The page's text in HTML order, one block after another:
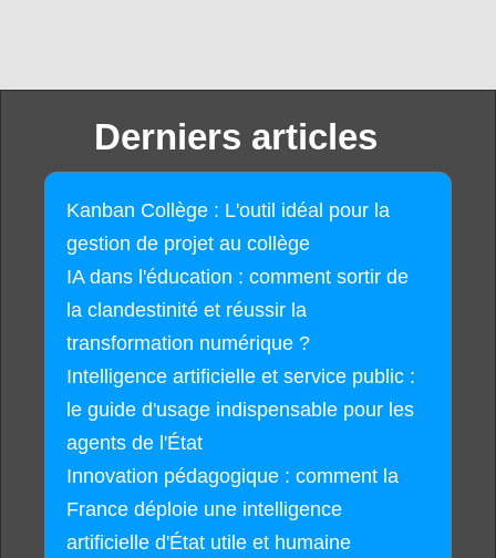
Derniers articles
Kanban Collège : L'outil idéal pour la
gestion de projet au collège
IA dans l'éducation : comment sortir de
la clandestinité et réussir la
transformation numérique ?
Intelligence artificielle et service public :
le guide d'usage indispensable pour les
agents de l'État
Innovation pédagogique : comment la
France déploie une intelligence
artificielle d'État utile et humaine